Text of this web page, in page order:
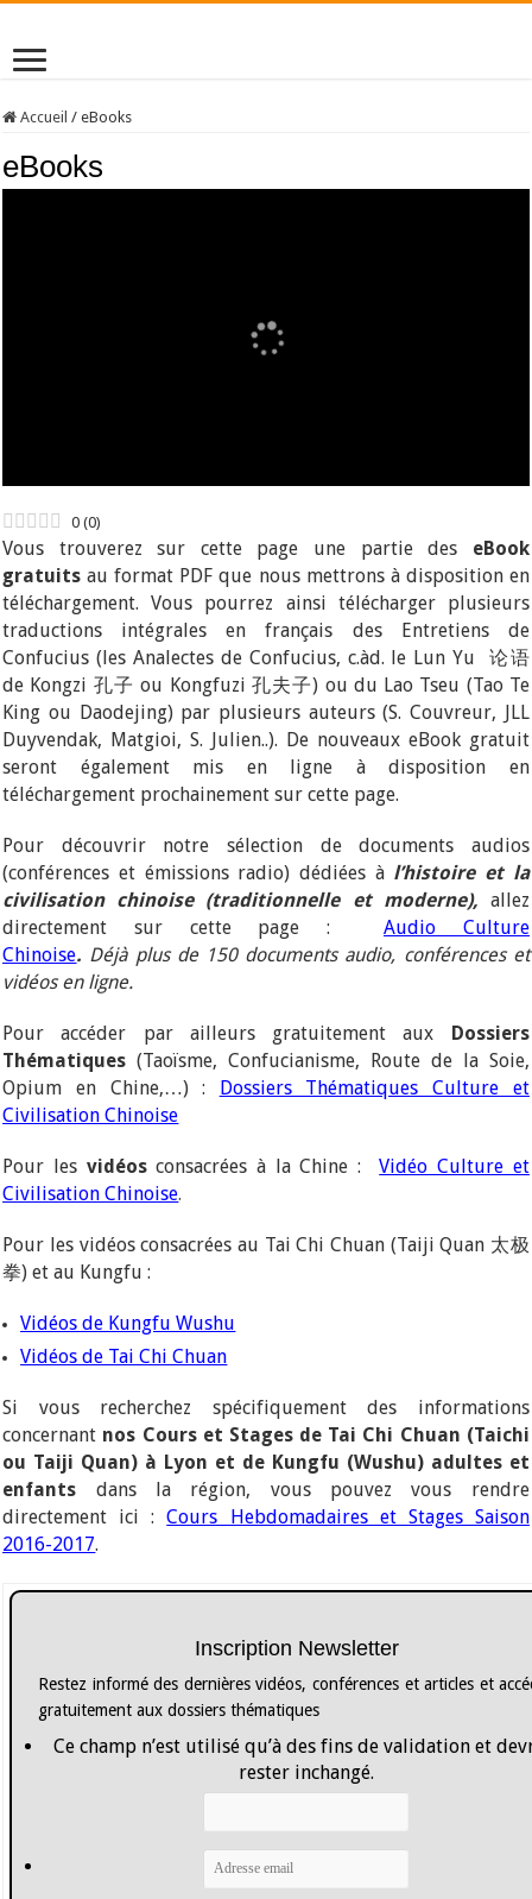
Accueil / eBooks
eBooks
0 (0)
Vous trouverez sur cette page une partie des eBook
gratuits au format PDF que nous mettrons à disposition en
téléchargement. Vous pourrez ainsi télécharger plusieurs
traductions intégrales en français des Entretiens de
Confucius (les Analectes de Confucius, c.àd. le Lun Yu 论语
de Kongzi 孔子ou Kongfuzi 孔夫子) ou du Lao Tseu (Tao Te
King ou Daodejing) par plusieurs auteurs (S. Couvreur, JLL
Duyvendak, Matgioi, S. Julien..). De nouveaux eBook gratuit
seront également mis en ligne à disposition en
téléchargement prochainement sur cette page.
Pour découvrir notre sélection de documents audios
(conférences et émissions radio) dédiées à l’histoire et la
civilisation chinoise (traditionnelle et moderne), allez
directement sur cette page :Audio Culture
Chinoise. Déjà plus de 150 documents audio, conférences et
vidéos en ligne.
Pour accéder par ailleurs gratuitement aux Dossiers
Thématiques (Taoïsme, Confucianisme, Route de la Soie,
Opium en Chine,…) : Dossiers Thématiques Culture et
Civilisation Chinoise
Pour les vidéosconsacrées à la Chine :Vidéo Culture et
Civilisation Chinoise.
Pour les vidéos consacrées au Tai Chi Chuan (Taiji Quan 太极
拳) et au Kungfu :
Vidéos de Kungfu Wushu
Vidéos de Tai Chi Chuan
Si vous recherchez spécifiquement des informations
concernant nos Cours et Stages de Tai Chi Chuan (Taichi
ou Taiji Quan) à Lyon et de Kungfu (Wushu) adultes et
enfants dans la région, vous pouvez vous rendre
directement ici :Cours Hebdomadaires et Stages Saison
2016-2017.
Inscription Newsletter
Restez informé des dernières vidéos, conférences et articles et
gratuitement aux dossiers thématiques
Ce champ n’est utilisé qu’à des fins de validation et
rester inchangé.